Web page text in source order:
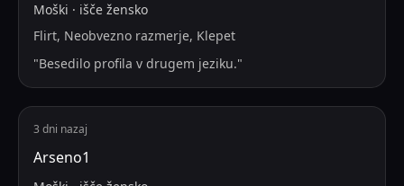
Moški · išče žensko
Flirt, Neobvezno razmerje, Klepet
"Besedilo profila v drugem jeziku."
3 dni nazaj
Arseno1